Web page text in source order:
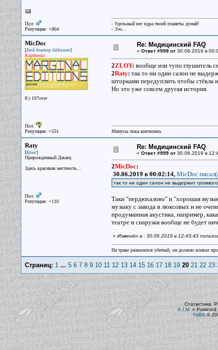
Пол:
Репутация: +864
- Удельный вес ядра твоей планеты думай!
- Эээ...
MicDoc
[Злой доктор Айболит]
Кардинал
8:) 107over
Пол:
Репутация: +551
Re: Медицинский FAQ
« Ответ #998 от30.06.2019 в
2ZLOY: вообще изи тупо глушитель
2Raty: так то ни один салон не
шторками передуплить чтобы стёкла
Но это уже совсем другая история.
Минусы пока кончились
Raty
[Крыс]
Прирожденный Джаец
Здесь красивая местность...
Пол:
Репутация: +110
Re: Медицинский FAQ
« Ответ #999 от30.06.2019 в
2MicDoc:
30.06.2019 в 00:02:14, MicDoc
так то ни один салон не выдержит
Таки "пердюхалово" и "хорошая
музыку с завода в люксовых и не
продуманная акустика, например,
театре и снаружи вообще не будет
« Изменён в : 30.06.2019 в 12:43:43
На траве развалился убитый, он должно воевал
Страниц: 1... 5 6 7 8 9 10 11 12 13 14 15 16 17 18 19 20 21 22 23
Статистика.
A.I.M. » Powered
YaBB©